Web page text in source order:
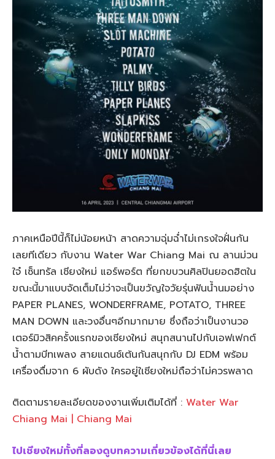
ภาคเหนือปีนี้ก็ไม่น้อยหน้า สาดความฉุ่มฉ่ำไม่เกรงใจฝั่นกัน
เลยทีเดียว กับงาน Water War Chiang Mai ณ ลานม่วน
ใจ๋ เซ็นทรัล เชียงใหม่ แอร์พอร์ต ที่ยกขบวนศิลปินยอดฮิตใน
ขณะนี้มาแบบจัดเต็มไม่ว่าจะเป็นขวัญใจวัยรุ่นฟันน้ำนมอย่าง
PAPER PLANES, WONDERFRAME, POTATO, THREE
MAN DOWN และวงอื่นๆอีกมากมาย ซึ่งถือว่าเป็นงานวอ
เตอร์มิวสิคครั้งแรกของเชียงใหม่ สนุกสนานไปกับเอฟเฟกต์
น้ำตามบีทเพลง สายแดนช์เต้นกันสนุกกับ DJ EDM พร้อม
เครื่องดื่มจาก 6 ผับดัง ใครอยู่ใเชียงใหม่ถือว่าไม่ควรพลาด
ติดตามรายละเอียดของงานเพิ่มเติมได้ที่ : Water War
Chiang Mai | Chiang Mai
ไปเชียงใหม่ทั้งที่ลองดูบทความเกี่ยวข้องได้ที่นี่เลย